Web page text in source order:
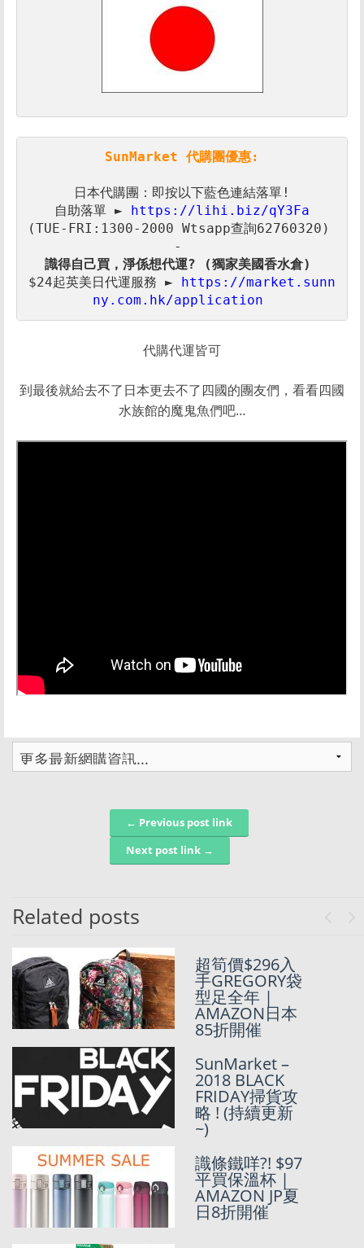
SunMarket 代購團優惠:
日本代購團：即按以下藍色連結落單!
自助落單 ► https://lihi.biz/qY3Fa
(TUE-FRI:1300-2000 Wtsapp查詢62760320)
$24起英美日代運服務 ► https://market.sunn
ny.com.hk/application
代購代運皆可
到最後就給去不了日本更去不了四國的團友們，看看四國
水族館的魔鬼魚們吧…
Post navigation← Previous post link
Next post link →
Related posts
日本Moussy經
典老花
Monogram手
袋 幾百蚊入
手!!!
日版
CHAMPION官
網做緊CYCLE
MARKDOWN
日本代購 : 西
松屋感謝祭 |
洗乜飛日本之
$119件童裝公
超筍價$296入
手GREGORY袋
型足全年 |
AMAZON日本
85折開催
SunMarket –
2018 BLACK
FRIDAY掃貨攻
略 ! (持續更新
~)
識條鐵咩?! $97
平買保溫杯 |
AMAZON JP夏
日8折開催